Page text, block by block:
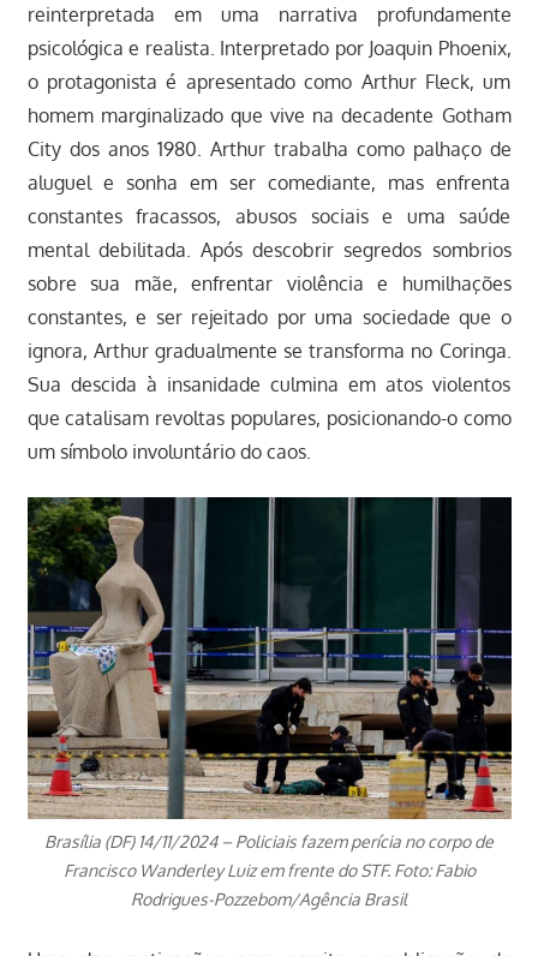
reinterpretada em uma narrativa profundamente
psicológica e realista. Interpretado por Joaquin Phoenix,
o protagonista é apresentado como Arthur Fleck, um
homem marginalizado que vive na decadente Gotham
City dos anos 1980. Arthur trabalha como palhaço de
aluguel e sonha em ser comediante, mas enfrenta
constantes fracassos, abusos sociais e uma saúde
mental debilitada. Após descobrir segredos sombrios
sobre sua mãe, enfrentar violência e humilhações
constantes, e ser rejeitado por uma sociedade que o
ignora, Arthur gradualmente se transforma no Coringa.
Sua descida à insanidade culmina em atos violentos
que catalisam revoltas populares, posicionando-o como
um símbolo involuntário do caos.
Brasília (DF) 14/11/2024 – Policiais fazem perícia no corpo de
Francisco Wanderley Luiz em frente do STF. Foto: Fabio
Rodrigues-Pozzebom/Agência Brasil